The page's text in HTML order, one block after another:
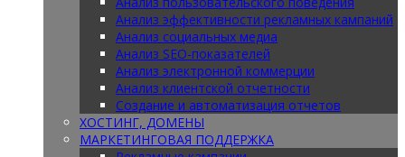
Анализ эффективности рекламных кампаний
Анализ социальных медиа
Анализ SEO-показателей
Анализ электронной коммерции
Анализ клиентской отчетности
Создание и автоматизация отчетов
ХОСТИНГ, ДОМЕНЫ
МАРКЕТИНГОВАЯ ПОДДЕРЖКА